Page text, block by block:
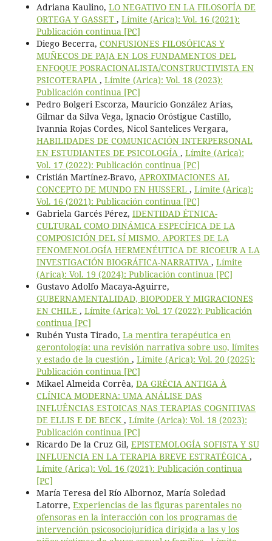
Adriana Kaulino, LO NEGATIVO EN LA FILOSOFÍA DE
ORTEGA Y GASSET , Límite (Arica): Vol. 16 (2021):
Publicación continua [PC]
Diego Becerra, CONFUSIONES FILOSÓFICAS Y
MUÑECOS DE PAJA EN LOS FUNDAMENTOS DEL
ENFOQUE POSRACIONALISTA/CONSTRUCTIVISTA EN
PSICOTERAPIA , Límite (Arica): Vol. 18 (2023):
Publicación continua [PC]
Pedro Bolgeri Escorza, Mauricio González Arias,
Gilmar da Silva Vega, Ignacio Oróstigue Castillo,
Ivannia Rojas Cordes, Nicol Santelices Vergara,
HABILIDADES DE COMUNICACIÓN INTERPERSONAL
EN ESTUDIANTES DE PSICOLOGÍA , Límite (Arica):
Vol. 17 (2022): Publicación continua [PC]
Cristián Martínez-Bravo, APROXIMACIONES AL
CONCEPTO DE MUNDO EN HUSSERL , Límite (Arica):
Vol. 16 (2021): Publicación continua [PC]
Gabriela Garcés Pérez, IDENTIDAD ÉTNICA-
CULTURAL COMO DINÁMICA ESPECÍFICA DE LA
COMPOSICIÓN DEL SÍ MISMO. APORTES DE LA
FENOMENOLOGÍA HERMENÉUTICA DE RICOEUR A LA
INVESTIGACIÓN BIOGRÁFICA-NARRATIVA , Límite
(Arica): Vol. 19 (2024): Publicación continua [PC]
Gustavo Adolfo Macaya-Aguirre,
GUBERNAMENTALIDAD, BIOPODER Y MIGRACIONES
EN CHILE , Límite (Arica): Vol. 17 (2022): Publicación
continua [PC]
Rubén Yusta Tirado, La mentira terapéutica en
gerontología: una revisión narrativa sobre uso, límites
y estado de la cuestión , Límite (Arica): Vol. 20 (2025):
Publicación continua [PC]
Mikael Almeida Corrêa, DA GRÉCIA ANTIGA À
CLÍNICA MODERNA: UMA ANÁLISE DAS
INFLUÊNCIAS ESTOICAS NAS TERAPIAS COGNITIVAS
DE ELLIS E DE BECK , Límite (Arica): Vol. 18 (2023):
Publicación continua [PC]
Ricardo De la Cruz Gil, EPISTEMOLOGÍA SOFISTA Y SU
INFLUENCIA EN LA TERAPIA BREVE ESTRATÉGICA ,
Límite (Arica): Vol. 16 (2021): Publicación continua
[PC]
María Teresa del Río Albornoz, María Soledad
Latorre, Experiencias de las figuras parentales no
ofensoras en la interacción con los programas de
intervención psicosociojurídica dirigida a las y los